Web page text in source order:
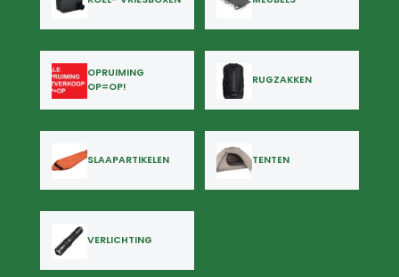
OPRUIMING
OP=OP!
RUGZAKKEN
SLAAPARTIKELEN TENTEN
VERLICHTING